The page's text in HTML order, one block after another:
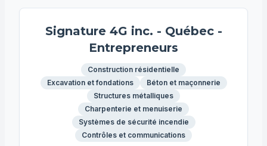
Signature 4G inc. - Québec -
Entrepreneurs
Construction résidentielle
Excavation et fondations
Béton et maçonnerie
Structures métalliques
Charpenterie et menuiserie
Systèmes de sécurité incendie
Contrôles et communications